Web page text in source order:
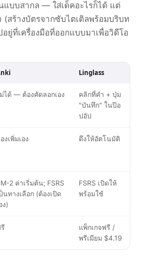
บบสากล — ใส่เด็คอะไรก็ได้ แต่
(สร้างบัตรจากซับไตเติลพร้อมบริบท
ยู่ที่เครื่องมือที่ออกแบบมาเพื่อวิดีโอ
Linglass
ได้ — ต้องคัดลอกเอง
คลิกที่คำ + ปุ่ม
"บันทึก" ในป๊อ
ปอัป
งเพิ่มเอง ดึงให้อัตโนมัติ
2 ค่าเริ่มต้น; FSRS
นทางเลือก (ต้องเปิด
ง)
FSRS เปิดให้
พร้อมใช้
แพ็กเกจฟรี /
พรีเมียม $4.19